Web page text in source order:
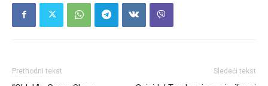
Prethodni tekst Sledeći tekst